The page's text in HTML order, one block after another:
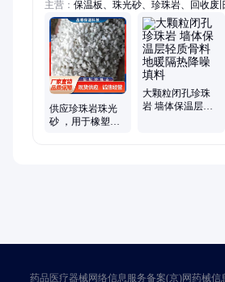
主营： 保温板、珠光砂、珍珠岩、回收废
珠、抹灰石膏、轻质石膏、珠保温层、保
温材料、微化玻珠、珠外墙保温、珠保温
顶山玻化微、连云港玻化微、小颗粒玻化
供应珍珠岩珠光
砂 ，用于橡塑制
大颗粒闭孔珍珠
岩 墙体保温层轻
药品医疗器械网络信息服务备案(京)网药械信